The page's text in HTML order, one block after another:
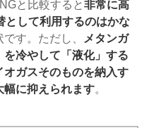
と比較すると非常に高
として利用するのはかな
す。ただし、
メタンガ
を冷やして「液化」する
オガスそのものを納入す
幅に抑えられます。